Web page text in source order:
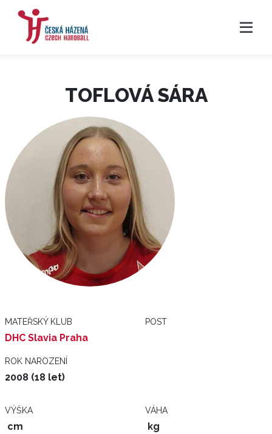
TOFLOVÁ SÁRA
MATEŘSKÝ KLUB
DHC Slavia Praha
POST
ROK NAROZENÍ
2008 (18 let)
VÝŠKA
cm
VÁHA
kg